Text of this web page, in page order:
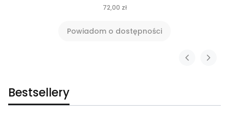
72,00 zł
Powiadom o dostępności
Bestsellery